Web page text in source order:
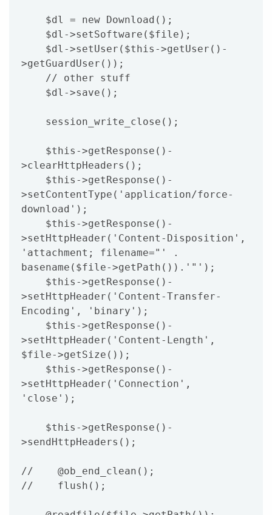
>getGuardUser());
>clearHttpHeaders();
>setContentType('application/force-
download');
>setHttpHeader('Content-Disposition',
'attachment; filename="' .
basename($file->getPath()).'"');
>setHttpHeader('Content-Transfer-
Encoding', 'binary');
>setHttpHeader('Content-Length',
$file->getSize());
>setHttpHeader('Connection',
'close');
>sendHttpHeaders();
//    @ob_end_clean();
//    flush();